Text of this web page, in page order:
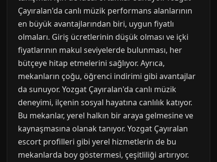
Çayıralan'da canlı müzik performans alanlarının
en büyük avantajlarından biri, uygun fiyatlı
olmaları. Giriş ücretlerinin düşük olması ve içki
fiyatlarının makul seviyelerde bulunması, her
bütçeye hitap etmelerini sağlıyor. Ayrıca,
mekanların çoğu, öğrenci indirimi gibi avantajlar
da sunuyor. Yozgat Çayıralan'da canlı müzik
deneyimi, ilçenin sosyal hayatına canlılık katıyor.
Bu mekanlar, yerel halkın bir araya gelmesine ve
kaynaşmasına olanak tanıyor. Yozgat Çayıralan
escort profilleri gibi yerel hizmetlerin de bu
mekanlarda boy göstermesi, çeşitliliği artırıyor.